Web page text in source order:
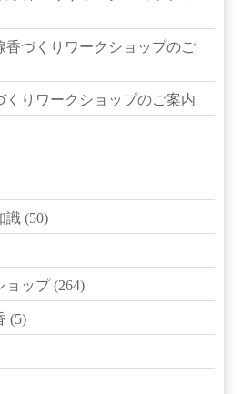
香づくりワークショップのご
くりワークショップのご案内
識 (50)
ョップ(264)
(5)